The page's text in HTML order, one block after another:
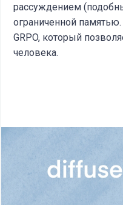
рассуждением
ограниченной
GRPO, который
человека.